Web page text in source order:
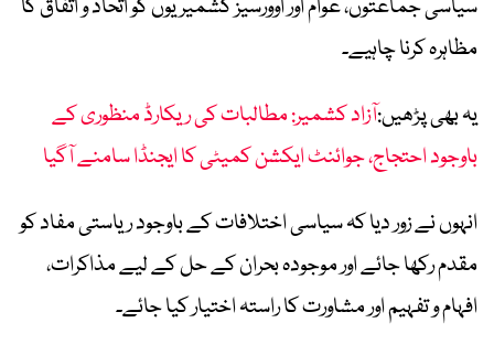
سیاسی جماعتوں، عوام اور اوورسیز کشمیریوں کو اتحاد و اتفاق کا
مظاہرہ کرنا چاہیے۔
یہ بھی پڑھیں:آزاد کشمیر: مطالبات کی ریکارڈ منظوری کے
باوجود احتجاج، جوائنٹ ایکشن کمیٹی کا ایجنڈا سامنے آگیا
انہوں نے زور دیا کہ سیاسی اختلافات کے باوجود ریاستی مفاد کو
مقدم رکھا جائے اور موجودہ بحران کے حل کے لیے مذاکرات،
افہام و تفہیم اور مشاورت کا راستہ اختیار کیا جائے۔